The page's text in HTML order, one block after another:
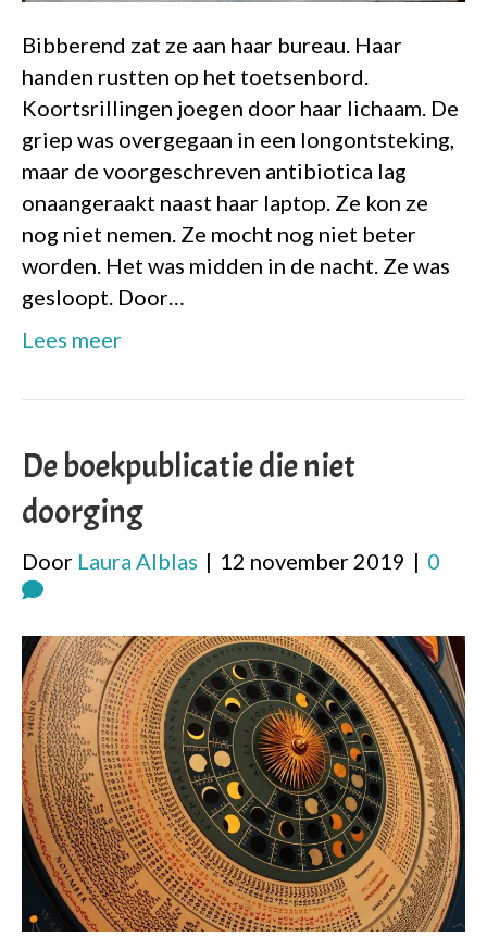
Bibberend zat ze aan haar bureau. Haar
handen rustten op het toetsenbord.
Koortsrillingen joegen door haar lichaam. De
griep was overgegaan in een longontsteking,
maar de voorgeschreven antibiotica lag
onaangeraakt naast haar laptop. Ze kon ze
nog niet nemen. Ze mocht nog niet beter
worden. Het was midden in de nacht. Ze was
gesloopt. Door…
Lees meer
De boekpublicatie die niet
doorging
Door Laura Alblas | 12 november 2019 | 0